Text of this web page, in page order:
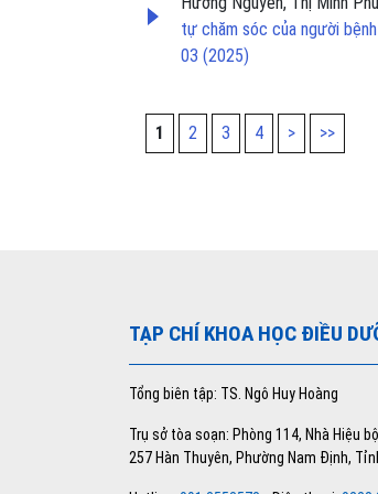
tự chăm sóc của người
03 (2025)
1 2 3 4 > >>
TẠP CHÍ KHOA HỌC ĐIỀU
Tổng biên tập: TS. Ngô Huy Hoàng
Trụ sở tòa soạn: Phòng 114, Nhà Hiệu
257 Hàn Thuyên, Phường Nam Định,